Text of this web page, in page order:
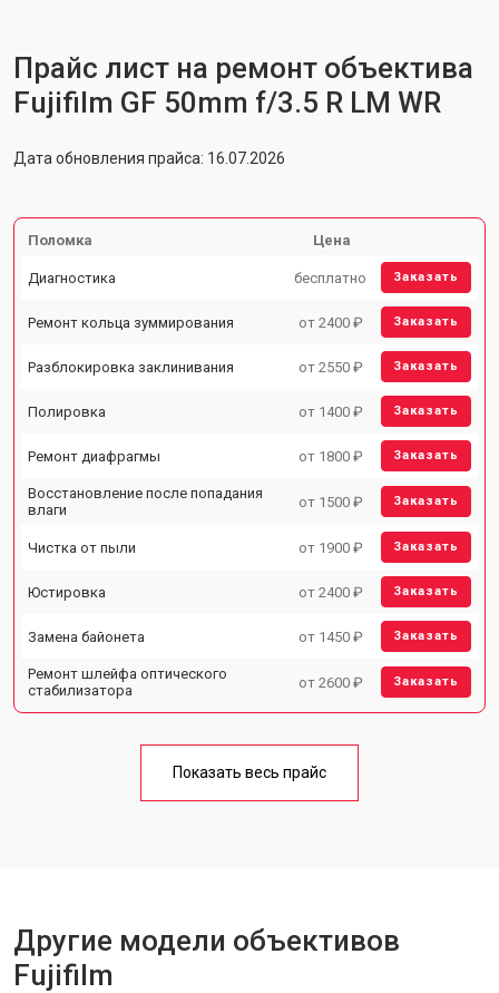
Прайс лист на ремонт объектива
Fujifilm GF 50mm f/3.5 R LM WR
Дата обновления прайса: 16.07.2026
Поломка Цена
Диагностика бесплатно Заказать
Ремонт кольца зуммирования от 2400 ₽ Заказать
Разблокировка заклинивания от 2550 ₽ Заказать
Полировка от 1400 ₽ Заказать
Ремонт диафрагмы от 1800 ₽ Заказать
Восстановление после попадания
влаги
от 1500 ₽ Заказать
Чистка от пыли от 1900 ₽ Заказать
Юстировка от 2400 ₽ Заказать
Замена байонета от 1450 ₽ Заказать
Ремонт шлейфа оптического
стабилизатора
от 2600 ₽ Заказать
Показать весь прайс
Другие модели объективов
Fujifilm